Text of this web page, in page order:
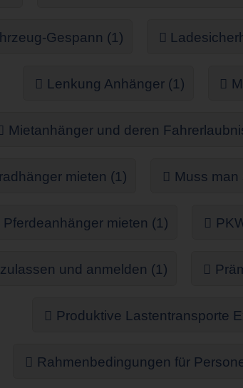
Gespann (1)
Lenkung Anhänger (1)
Mietanhänger und deren
mieten (1) Muss
Pferdeanhänger mieten (1)
und anmelden (1)
Produktive Lastentransporte
Rahmenbedingungen für